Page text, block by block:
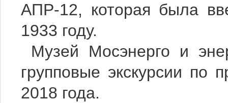
АПР-12, которая была
1933 году.
Музей Мосэнерго и
групповые экскурсии по
2018 года.